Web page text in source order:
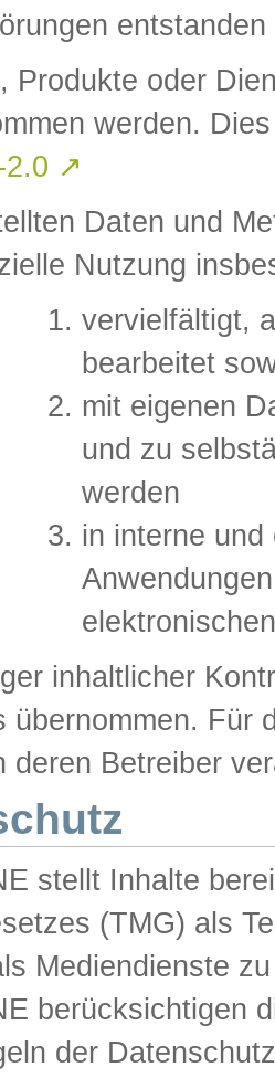
Produkte oder
werden.
↗
Daten und
Nutzung
vervielfältigt,
bearbeitet
mit eigenen
und zu
werden
in interne
inhaltlicher
übernommen. Für
deren Betreiber
stellt Inhalte
(TMG) als
Mediendienste
berücksichtigen
der